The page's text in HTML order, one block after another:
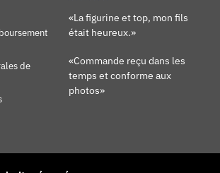
de
«La figurine et top, mon fils
était heureux.»
«Commande reçu dans les
temps et conforme aux
photos»